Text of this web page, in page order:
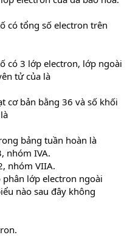
có tổng số electron trên
có 3 lớp electron, lớp ngoài
tử của là
cơ bản bằng 36 và số khối
bảng tuần hoàn là
nhóm IVA.
nhóm VIIA.
lớp electron ngoài
nào sau đây không